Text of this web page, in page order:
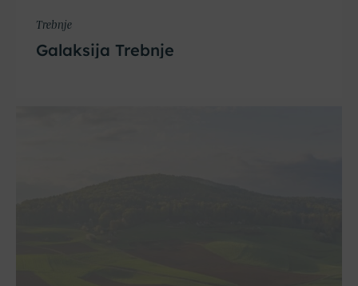
Trebnje
Galaksija Trebnje